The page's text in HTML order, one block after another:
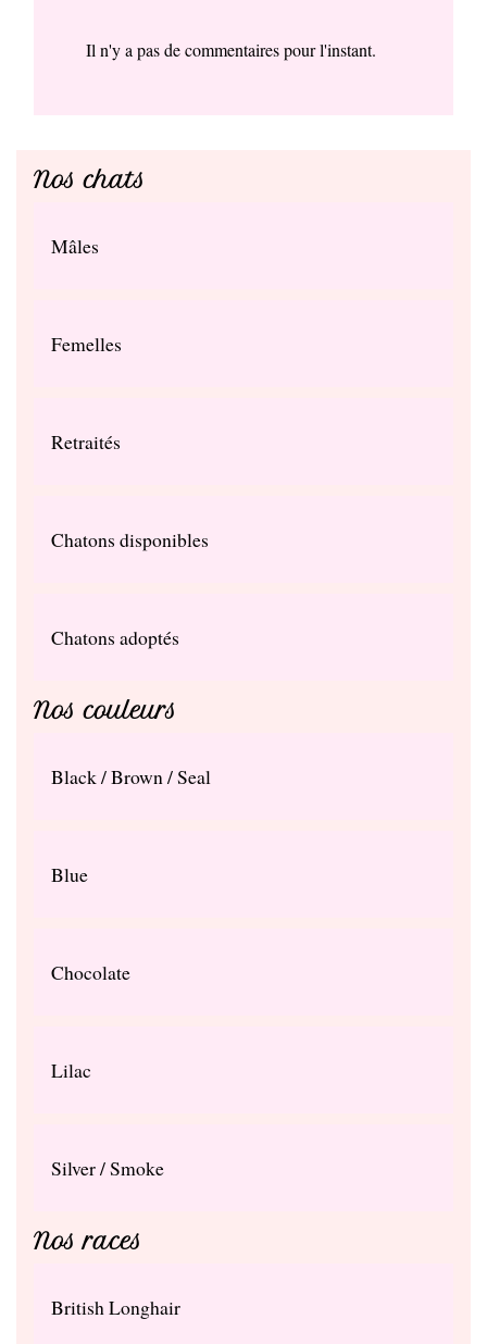
Il n'y a pas de commentaires pour l'instant.
Nos chats
Mâles
Femelles
Retraités
Chatons disponibles
Chatons adoptés
Nos couleurs
Black / Brown / Seal
Blue
Chocolate
Lilac
Silver / Smoke
Nos races
British Longhair